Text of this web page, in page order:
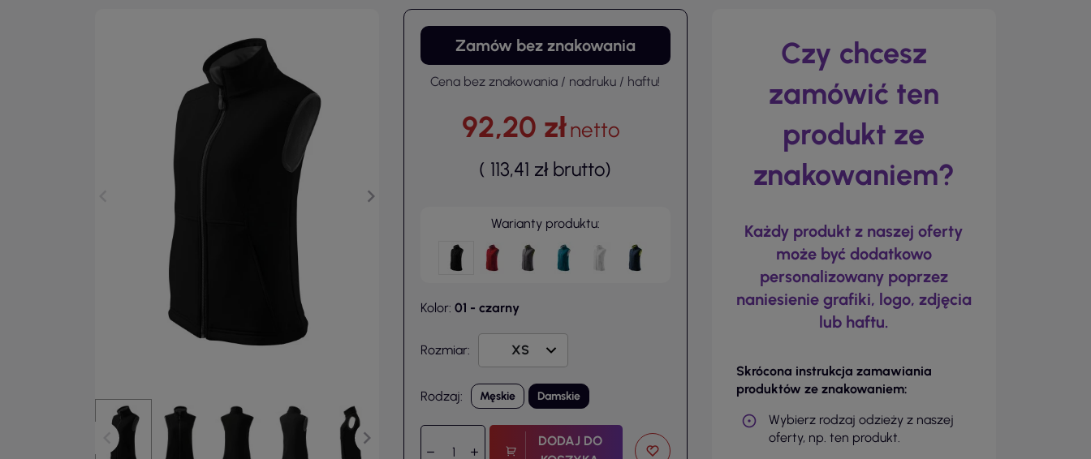
Zamów bez znakowania
Cena bez znakowania / nadruku / haftu!
92,20 złnetto
( 113,41 zł brutto)
Warianty produktu:
Kolor: 01 - czarny
Rozmiar:
Rodzaj: Męskie Damskie
DODAJ DO
Czy chcesz
zamówić ten
produkt ze
znakowaniem?
Każdy produkt z naszej oferty
może być dodatkowo
personalizowany poprzez
naniesienie grafiki, logo, zdjęcia
lub haftu.
Skrócona instrukcja zamawiania
produktów ze znakowaniem:
Wybierz rodzaj odzieży z naszej
oferty, np. ten produkt.